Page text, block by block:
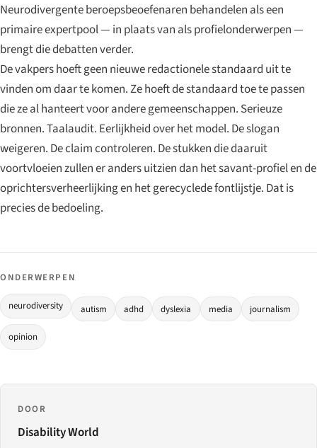
Neurodivergente beroepsbeoefenaren behandelen als een
primaire expertpool — in plaats van als profielonderwerpen —
brengt die debatten verder.
De vakpers hoeft geen nieuwe redactionele standaard uit te
vinden om daar te komen. Ze hoeft de standaard toe te passen
die ze al hanteert voor andere gemeenschappen. Serieuze
bronnen. Taalaudit. Eerlijkheid over het model. De slogan
weigeren. De claim controleren. De stukken die daaruit
voortvloeien zullen er anders uitzien dan het savant-profiel en de
oprichtersverheerlijking en het gerecyclede fontlijstje. Dat is
precies de bedoeling.
ONDERWERPEN
neurodiversity autism adhd dyslexia media journalism
opinion
DOOR
Disability World